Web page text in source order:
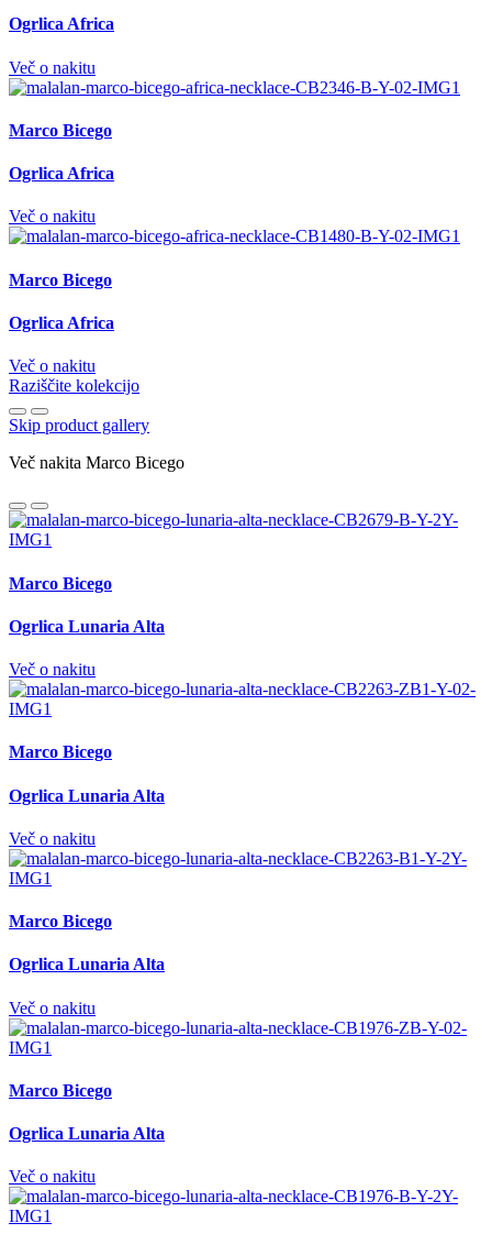
Ogrlica Africa
Več o nakitu
Marco Bicego
Ogrlica Africa
Več o nakitu
Marco Bicego
Ogrlica Africa
Več o nakitu
Raziščite kolekcijo
Skip product gallery
Več nakita Marco Bicego
Marco Bicego
Ogrlica Lunaria Alta
Več o nakitu
Marco Bicego
Ogrlica Lunaria Alta
Več o nakitu
Marco Bicego
Ogrlica Lunaria Alta
Več o nakitu
Marco Bicego
Ogrlica Lunaria Alta
Več o nakitu